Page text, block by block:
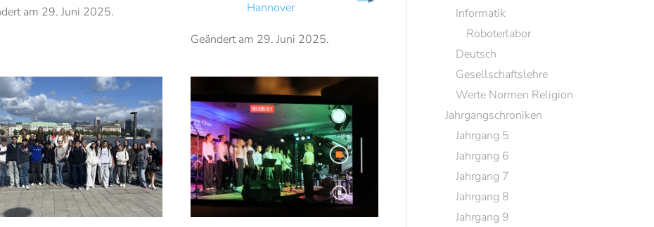
am 29. Juni 2025.
Hannover
Geändert am 29. Juni 2025.
Informatik
Roboterlabor
Deutsch
Gesellschaftslehre
Werte Normen Religion
Jahrgangschroniken
Jahrgang 5
Jahrgang 6
Jahrgang 7
Jahrgang 8
Jahrgang 9